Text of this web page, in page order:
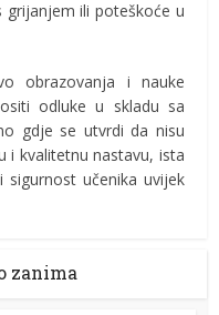
ili poteškoće u
obrazovanja i nauke
odluke u skladu sa
gdje se utvrdi da nisu
i kvalitetnu nastavu, ista
učenika uvijek
zanima